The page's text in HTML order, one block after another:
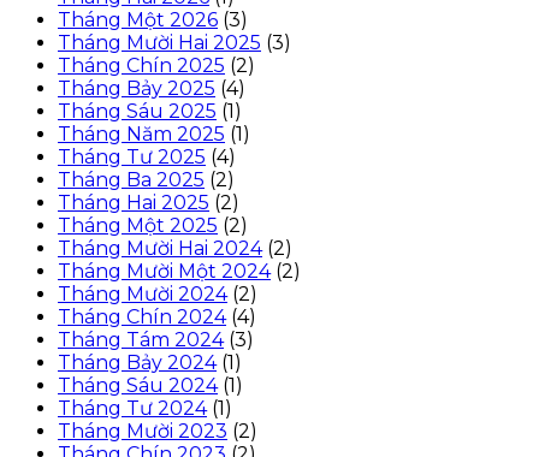
Tháng Một 2026 (3)
Tháng Mười Hai 2025 (3)
Tháng Chín 2025 (2)
Tháng Bảy 2025 (4)
Tháng Sáu 2025 (1)
Tháng Năm 2025 (1)
Tháng Tư 2025 (4)
Tháng Ba 2025 (2)
Tháng Hai 2025 (2)
Tháng Một 2025 (2)
Tháng Mười Hai 2024(2)
Tháng Mười Một 2024(2)
Tháng Mười 2024(2)
Tháng Chín 2024(4)
Tháng Tám 2024(3)
Tháng Bảy 2024(1)
Tháng Sáu 2024(1)
Tháng Tư 2024(1)
Tháng Mười 2023 (2)